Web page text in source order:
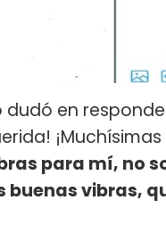
dudó en
para mí, no
buenas vibras,